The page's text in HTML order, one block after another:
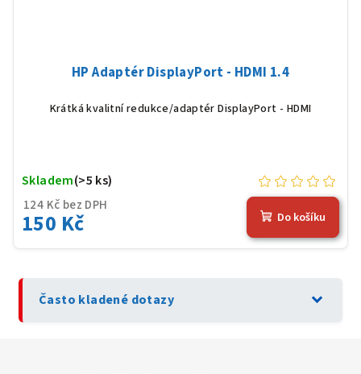
HP Adaptér DisplayPort - HDMI 1.4
Krátká kvalitní redukce/adaptér DisplayPort - HDMI
124 Kč bez DPH
150 Kč
Skladem(>5 ks)
Do košíku
Často kladené dotazy expand_more